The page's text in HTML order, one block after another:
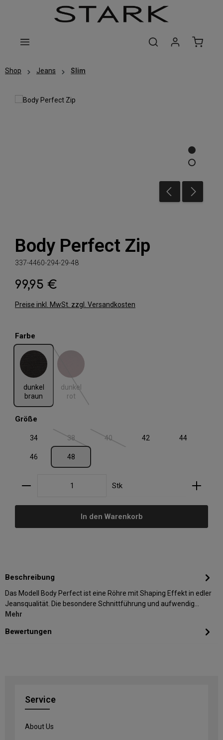
Zum Hauptinhalt springen
Shop Jeans Slim
Body Perfect Zip
337-4460-294-29-48
Regulärer Preis:
99,95 €
Preise inkl. MwSt. zzgl. Versandkosten
Farbe
dunkel
braun
dunkel braun
dunkel
rot
dunkel rot
(Diese Option ist zurzeit nicht verfügbar.)
Größe
34 38(Diese Option ist zurzeit nicht verfügbar.)
40(Diese Option ist zurzeit nicht verfügbar.)
42 44
46 48
Produkt Anzahl: Gib den gewünschten Wert ein
Stk
In den Warenkorb
Beschreibung
Das Modell Body Perfect ist eine Röhre mit Shaping Effekt in edler
Jeansqualität. Die besondere Schnittführung und aufwendig…
Mehr
Bewertungen
Service
About Us